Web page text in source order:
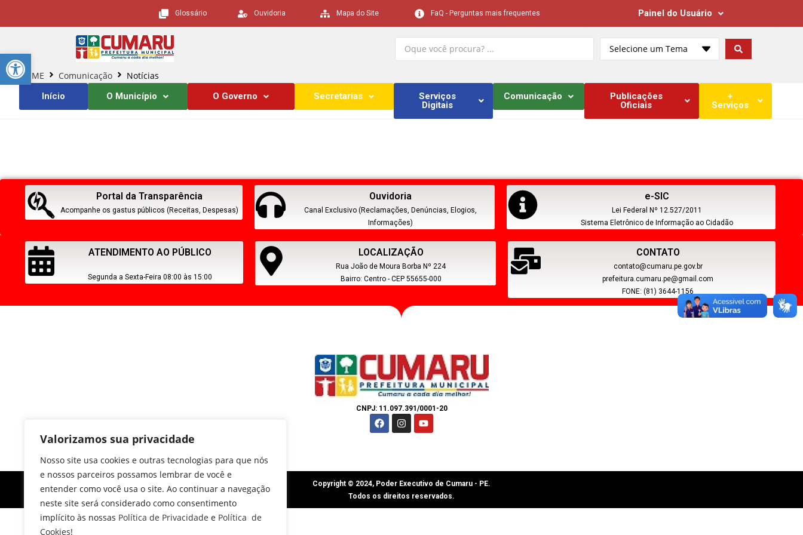
Barra de Ferramentas Aberta
Valorizamos sua privacidade
Nosso site usa cookies e outras tecnologias para que nós
e nossos parceiros possamos lembrar de você e
entender como você usa o site. Ao continuar a navegação
neste site será considerado como consentimento
implícito às nossas Política de Privacidade e Política de
Cookies!
Glossário Ouvidoria Mapa do Site FaQ - Perguntas mais frequentes Painel do Usuário
Selecione um Tema
HOME Comunicação Notícias
Início O Município O Governo Secretarias
Serviços
Digitais
Comunicação
Publicações
Oficiais
+
Serviços
Portal da Transparência
Acompanhe os gastus públicos (Receitas, Despesas)
Ouvidoria
Canal Exclusivo (Reclamações, Denúncias, Elogios,
Informações)
e-SIC
Lei Federal Nº 12.527/2011
Sistema Eletrônico de Informação ao Cidadão
ATENDIMENTO AO PÚBLICO
Segunda a Sexta-Feira 08:00 às 15:00
LOCALIZAÇÃO
Rua João de Moura Borba Nº 224
Bairro: Centro - CEP 55655-000
CONTATO
contato@cumaru.pe.gov.br
prefeitura.cumaru.pe@gmail.com
FONE: (81) 3644-1156
CNPJ: 11.097.391/0001-20
Copyright © 2024, Poder Executivo de Cumaru - PE.
Todos os direitos reservados.